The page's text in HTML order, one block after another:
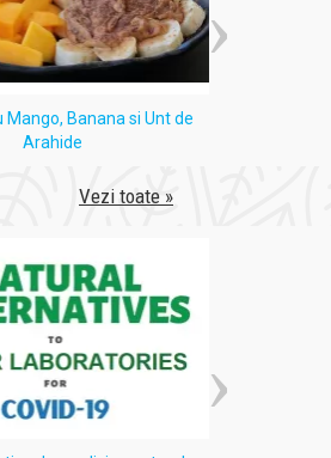
Mango, Banana si Unt de
Arahide
Vezi toate »